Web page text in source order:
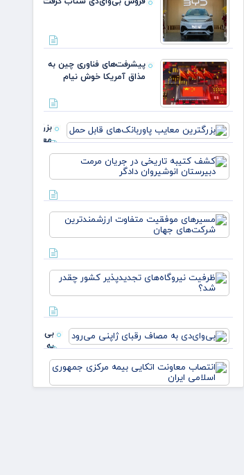
پیشرفت‌های فناوری چین به
مذاق آمریکا خوش نیام
بزرگترین
معایب
پاوربانک‌های
بی‌وای‌دی
به مصاف
رقبای
ژاپنی
می‌رود اتکایی